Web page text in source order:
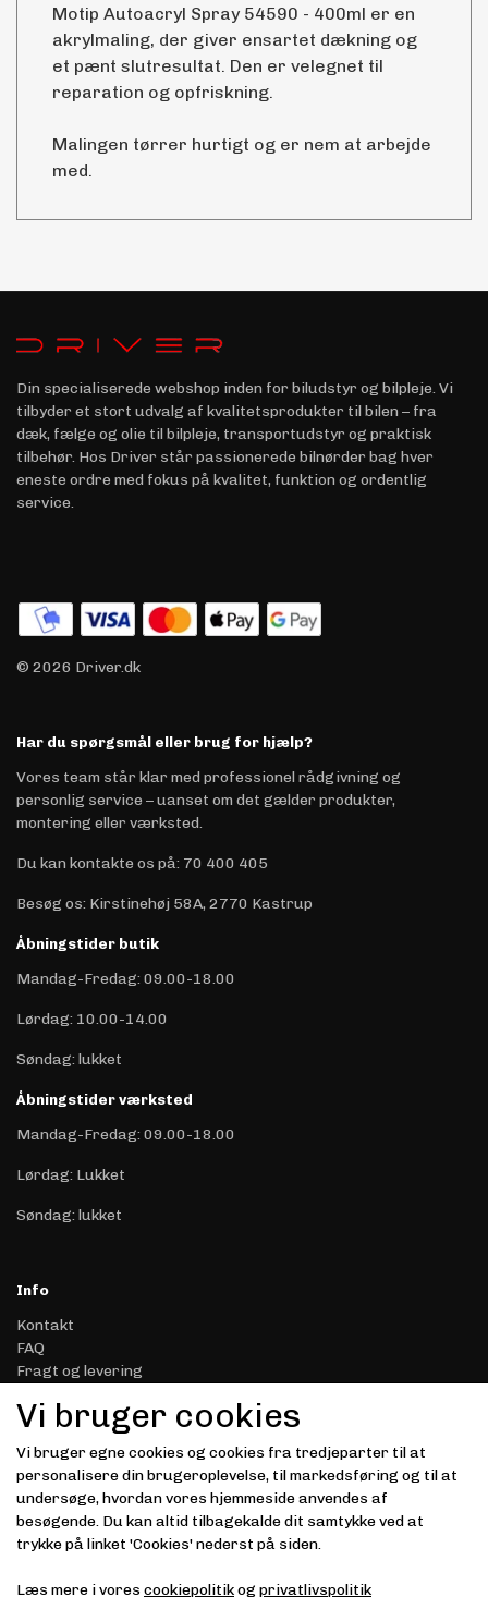
Motip Autoacryl Spray 54590 - 400ml er en
akrylmaling, der giver ensartet dækning og
et pænt slutresultat. Den er velegnet til
reparation og opfriskning.
Malingen tørrer hurtigt og er nem at arbejde
med.
Din specialiserede webshop inden for biludstyr og bilpleje. Vi
tilbyder et stort udvalg af kvalitetsprodukter til bilen – fra
dæk, fælge og olie til bilpleje, transportudstyr og praktisk
tilbehør. Hos Driver står passionerede bilnørder bag hver
eneste ordre med fokus på kvalitet, funktion og ordentlig
service.
© 2026 Driver.dk
Har du spørgsmål eller brug for hjælp?
Vores team står klar med professionel rådgivning og
personlig service – uanset om det gælder produkter,
montering eller værksted.
Du kan kontakte os på: 70 400 405
Besøg os: Kirstinehøj 58A, 2770 Kastrup
Åbningstider butik
Mandag-Fredag: 09.00-18.00
Lørdag: 10.00-14.00
Søndag: lukket
Åbningstider værksted
Mandag-Fredag: 09.00-18.00
Lørdag: Lukket
Søndag: lukket
Info
Kontakt
FAQ
Fragt og levering
Handelsbetingelser
Datasikkerhed & Privatliv
Gavekort
Om Driver.dk
Kunde login
Modtag vores nyhedsbrev via e-mail
Tilmeld
Vi bruger cookies
Vi bruger egne cookies og cookies fra tredjeparter til at
personalisere din brugeroplevelse, til markedsføring og til at
undersøge, hvordan vores hjemmeside anvendes af
besøgende. Du kan altid tilbagekalde dit samtykke ved at
trykke på linket 'Cookies' nederst på siden.
Læs mere i vores cookiepolitikog privatlivspolitik